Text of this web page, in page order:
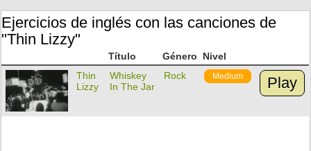
Ejercicios de inglés con las canciones de
"Thin Lizzy"
Título Género
Nivel
Thin
Lizzy
Whiskey
In The Jar
Rock Medium Play